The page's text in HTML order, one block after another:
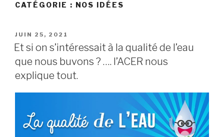
CATÉGORIE : NOS IDÉES
PUBLIÉ
LE
JUIN 25, 2021
Et si on s’intéressait à la qualité de l’eau
que nous buvons ? …. l’ACER nous
explique tout.